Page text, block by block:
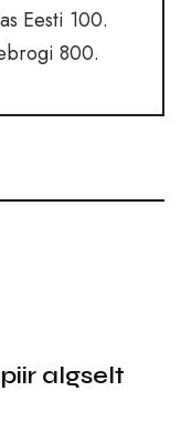
Eesti 100.
800.
algselt